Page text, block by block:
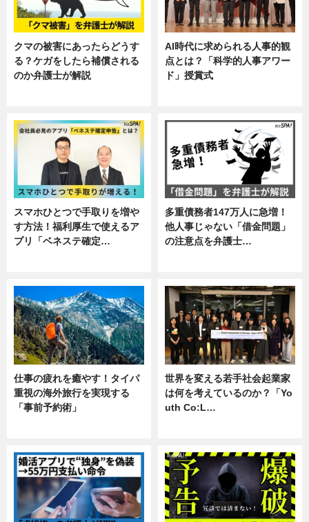
クマの被害にあったらどうす
る？ケガをしたら補償される
のか弁護士が解説
AI時代に求められる人事的観
点とは？「科学的人事アワー
ド」授賞式
スマホひとつで手取りを増や
す方法！福利厚生で使えるア
プリ「ベネステ確定…
多重債務者147万人に急増！
他人事じゃない「借金問題」
の注意点を弁護士…
仕事の疲れを癒やす！タイパ
重視の海外旅行を実現する
「事前予約術」
世界を変える若手社会起業家
は何を考えているのか？「Yo
uth Co:L…